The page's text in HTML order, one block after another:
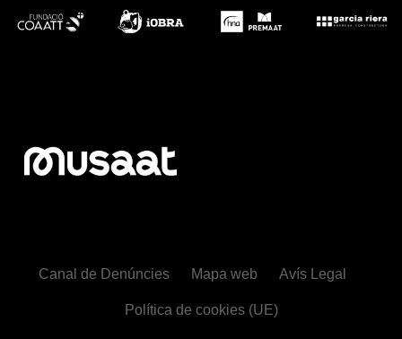
Canal de Denúncies Mapa web Avís Legal
Política de cookies (UE)